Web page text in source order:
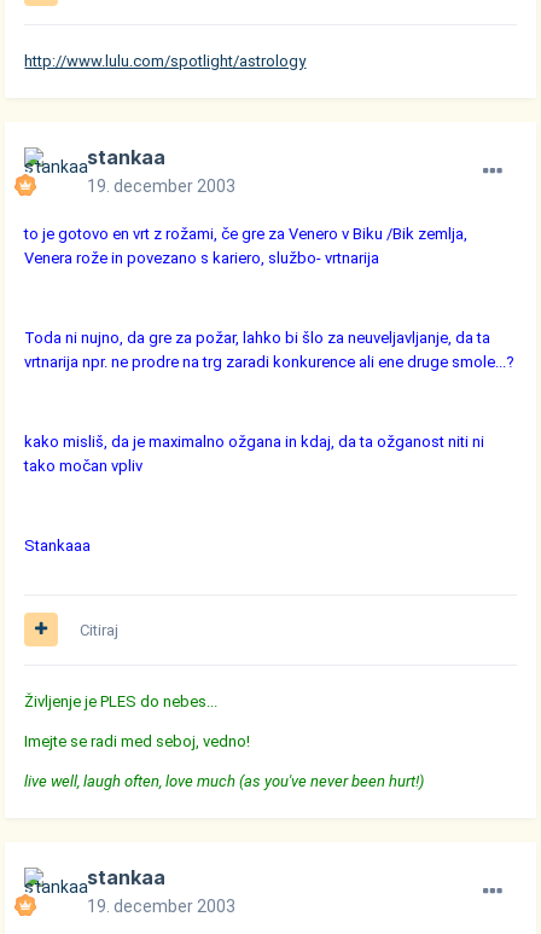
http://www.lulu.com/spotlight/astrology
stankaa
19. december 2003
to je gotovo en vrt z rožami, če gre za Venero v Biku /Bik zemlja,
Venera rože in povezano s kariero, službo- vrtnarija
Toda ni nujno, da gre za požar, lahko bi šlo za neuveljavljanje, da ta
vrtnarija npr. ne prodre na trg zaradi konkurence ali ene druge smole...?
kako misliš, da je maximalno ožgana in kdaj, da ta ožganost niti ni
tako močan vpliv
Stankaaa
Citiraj
Življenje je PLES do nebes...
Imejte se radi med seboj, vedno!
live well, laugh often, love much (as you've never been hurt!)
stankaa
19. december 2003